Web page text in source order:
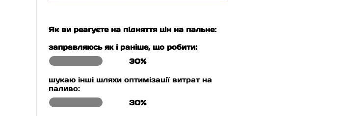
Як ви реагуєте на підняття цін на пальне:
заправляюсь як і раніше, що робити:
30%
шукаю інші шляхи оптимізації витрат на
паливо:
30%